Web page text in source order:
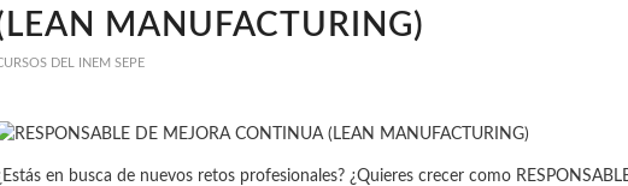
MANUFACTURING)
DEL INEM SEPE
en busca de nuevos retos profesionales? ¿Quieres crecer como